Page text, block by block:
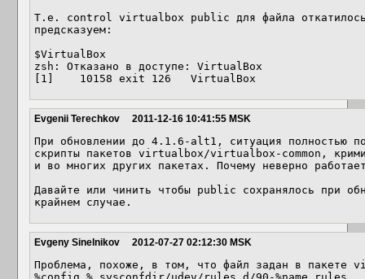
Т.е. control virtualbox public для файла откатилось
предсказуем:
$VirtualBox
zsh: Отказано в доступе: VirtualBox
[1]    10158 exit 126   VirtualBox
Evgenii Terechkov 2011-12-16 10:41:55 MSK
При обновлении до 4.1.6-alt1, ситуация полностью
скрипты пакетов virtualbox/virtualbox-common,
и во многих других пакетах. Почему неверно
Давайте или чинить чтобы public сохранялось при
крайнем случае.
Evgeny Sinelnikov 2012-07-27 02:12:30 MSK
Проблема, похоже, в том, что файл задан в пакете